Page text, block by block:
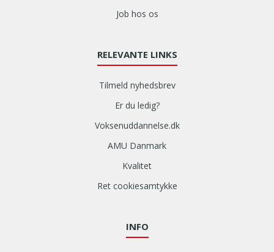
Job hos os
RELEVANTE LINKS
Tilmeld nyhedsbrev
Er du ledig?
Voksenuddannelse.dk
AMU Danmark
Kvalitet
Ret cookiesamtykke
INFO